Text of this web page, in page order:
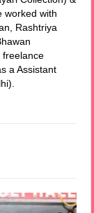
worked with
Rashtriya
freelance
a Assistant